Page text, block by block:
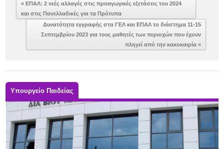
« ΕΠΑΛ: 2 νεές αλλαγές στις προαγωγικές εξετάσεις του 2024
και στις Πανελλαδικές για τα Πρότυπα
Δυνατότητα εγγραφής στα ΓΕΛ και ΕΠΑΛ το διάστημα 11-15
Σεπτεμβρίου 2023 για τους μαθητές των περιοχών που έχουν
πληγεί από την κακοκαιρία »
Υπουργείο Παιδείας